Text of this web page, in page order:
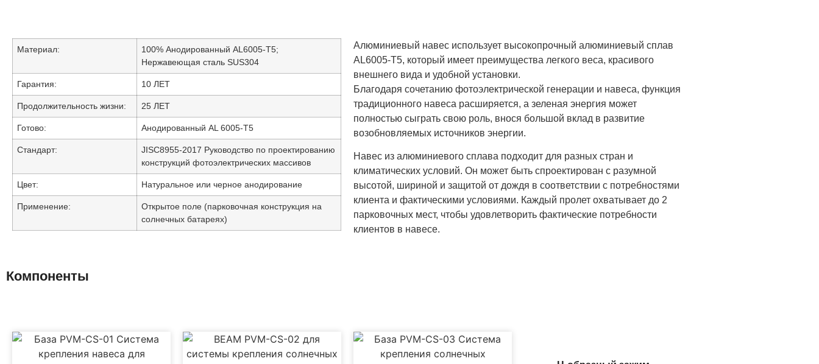
Материал:
100% Анодированный AL6005-T5;
Нержавеющая сталь SUS304
Гарантия: 10 ЛЕТ
Продолжительность жизни: 25 ЛЕТ
Готово: Анодированный AL 6005-T5
Стандарт:
JISC8955-2017 Руководство по проектированию
конструкций фотоэлектрических массивов
Цвет: Натуральное или черное анодирование
Применение:
Открытое поле (парковочная конструкция на
солнечных батареях)
Алюминиевый навес использует высокопрочный алюминиевый сплав
AL6005-T5, который имеет преимущества легкого веса, красивого
внешнего вида и удобной установки.
Благодаря сочетанию фотоэлектрической генерации и навеса, функция
традиционного навеса расширяется, а зеленая энергия может
полностью сыграть свою роль, внося большой вклад в развитие
возобновляемых источников энергии.
Навес из алюминиевого сплава подходит для разных стран и
климатических условий. Он может быть спроектирован с разумной
высотой, шириной и защитой от дождя в соответствии с потребностями
клиента и фактическими условиями. Каждый пролет охватывает до 2
парковочных мест, чтобы удовлетворить фактические потребности
клиентов в навесе.
Компоненты